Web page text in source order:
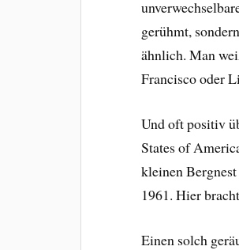
gerühmt,
ähnlich. Man
Francisco oder
Und oft positiv
States of
kleinen
1961. Hier
Einen solch